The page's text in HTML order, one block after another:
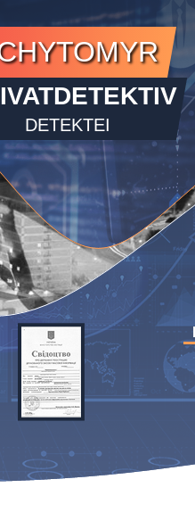
DETEKTEI